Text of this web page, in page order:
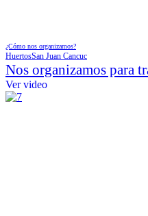
¿Cómo nos organizamos?
HuertosSan Juan Cancuc
Nos organizamos para
Ver video